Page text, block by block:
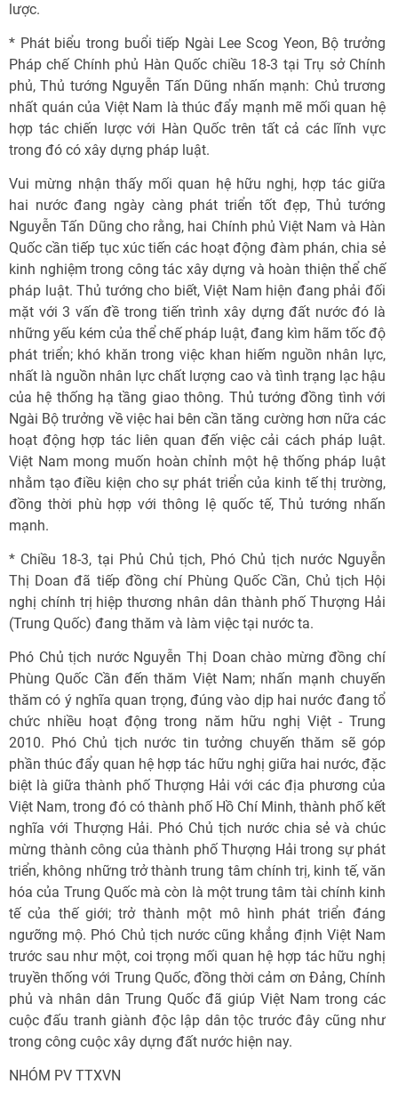
lược.
* Phát biểu trong buổi tiếp Ngài Lee Scog Yeon, Bộ trưởng
Pháp chế Chính phủ Hàn Quốc chiều 18-3 tại Trụ sở Chính
phủ, Thủ tướng Nguyễn Tấn Dũng nhấn mạnh: Chủ trương
nhất quán của Việt Nam là thúc đẩy mạnh mẽ mối quan hệ
hợp tác chiến lược với Hàn Quốc trên tất cả các lĩnh vực
trong đó có xây dựng pháp luật.
Vui mừng nhận thấy mối quan hệ hữu nghị, hợp tác giữa
hai nước đang ngày càng phát triển tốt đẹp, Thủ tướng
Nguyễn Tấn Dũng cho rằng, hai Chính phủ Việt Nam và Hàn
Quốc cần tiếp tục xúc tiến các hoạt động đàm phán, chia sẻ
kinh nghiệm trong công tác xây dựng và hoàn thiện thể chế
pháp luật. Thủ tướng cho biết, Việt Nam hiện đang phải đối
mặt với 3 vấn đề trong tiến trình xây dựng đất nước đó là
những yếu kém của thể chế pháp luật, đang kìm hãm tốc độ
phát triển; khó khăn trong việc khan hiếm nguồn nhân lực,
nhất là nguồn nhân lực chất lượng cao và tình trạng lạc hậu
của hệ thống hạ tầng giao thông. Thủ tướng đồng tình với
Ngài Bộ trưởng về việc hai bên cần tăng cường hơn nữa các
hoạt động hợp tác liên quan đến việc cải cách pháp luật.
Việt Nam mong muốn hoàn chỉnh một hệ thống pháp luật
nhằm tạo điều kiện cho sự phát triển của kinh tế thị trường,
đồng thời phù hợp với thông lệ quốc tế, Thủ tướng nhấn
mạnh.
* Chiều 18-3, tại Phủ Chủ tịch, Phó Chủ tịch nước Nguyễn
Thị Doan đã tiếp đồng chí Phùng Quốc Cần, Chủ tịch Hội
nghị chính trị hiệp thương nhân dân thành phố Thượng Hải
(Trung Quốc) đang thăm và làm việc tại nước ta.
Phó Chủ tịch nước Nguyễn Thị Doan chào mừng đồng chí
Phùng Quốc Cần đến thăm Việt Nam; nhấn mạnh chuyến
thăm có ý nghĩa quan trọng, đúng vào dịp hai nước đang tổ
chức nhiều hoạt động trong năm hữu nghị Việt - Trung
2010. Phó Chủ tịch nước tin tưởng chuyến thăm sẽ góp
phần thúc đẩy quan hệ hợp tác hữu nghị giữa hai nước, đặc
biệt là giữa thành phố Thượng Hải với các địa phương của
Việt Nam, trong đó có thành phố Hồ Chí Minh, thành phố kết
nghĩa với Thượng Hải. Phó Chủ tịch nước chia sẻ và chúc
mừng thành công của thành phố Thượng Hải trong sự phát
triển, không những trở thành trung tâm chính trị, kinh tế, văn
hóa của Trung Quốc mà còn là một trung tâm tài chính kinh
tế của thế giới; trở thành một mô hình phát triển đáng
ngưỡng mộ. Phó Chủ tịch nước cũng khẳng định Việt Nam
trước sau như một, coi trọng mối quan hệ hợp tác hữu nghị
truyền thống với Trung Quốc, đồng thời cảm ơn Đảng, Chính
phủ và nhân dân Trung Quốc đã giúp Việt Nam trong các
cuộc đấu tranh giành độc lập dân tộc trước đây cũng như
trong công cuộc xây dựng đất nước hiện nay.
NHÓM PV TTXVN